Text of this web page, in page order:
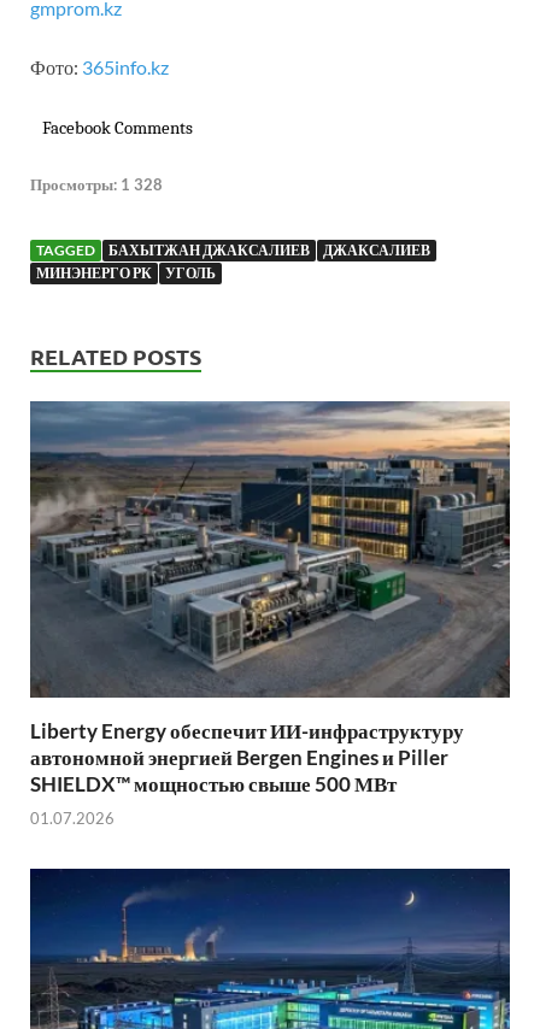
gmprom.kz
Фото: 365info.kz
Facebook Comments
Просмотры: 1 328
TAGGED БАХЫТЖАН ДЖАКСАЛИЕВ
ДЖАКСАЛИЕВ
МИНЭНЕРГО РК
УГОЛЬ
RELATED POSTS
Liberty Energy обеспечит ИИ-инфраструктуру
автономной энергией Bergen Engines и Piller
SHIELDX™ мощностью свыше 500 МВт
01.07.2026